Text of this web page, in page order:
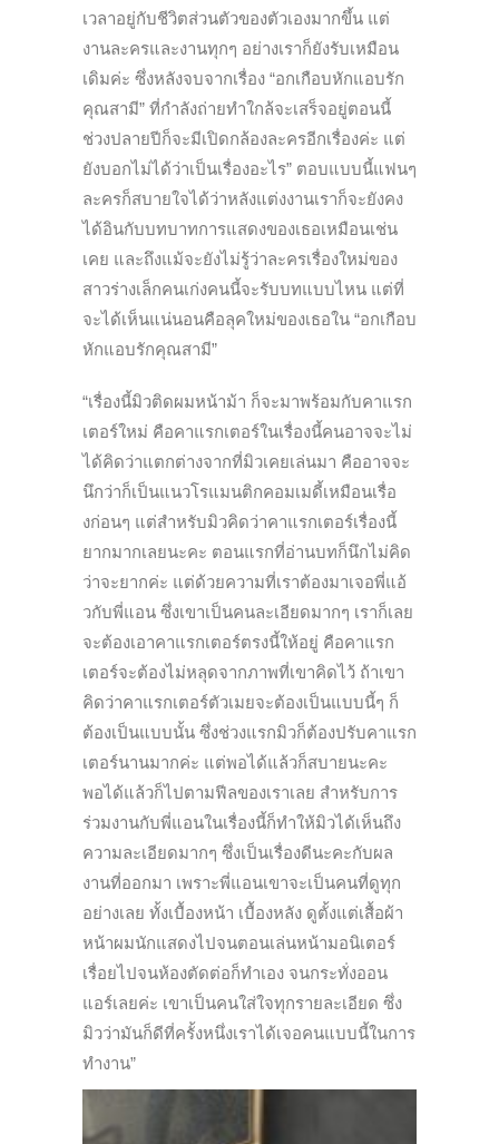
เวลาอยู่กับชีวิตส่วนตัวของตัวเองมากขึ้น แต่
งานละครและงานทุกๆ อย่างเราก็ยังรับเหมือน
เดิมค่ะ ซึ่งหลังจบจากเรื่อง “อกเกือบหักแอบรัก
คุณสามี” ที่กำลังถ่ายทำใกล้จะเสร็จอยู่ตอนนี้
ช่วงปลายปีก็จะมีเปิดกล้องละครอีกเรื่องค่ะ แต่
ยังบอกไม่ได้ว่าเป็นเรื่องอะไร” ตอบแบบนี้แฟนๆ
ละครก็สบายใจได้ว่าหลังแต่งงานเราก็จะยังคง
ได้อินกับบทบาทการแสดงของเธอเหมือนเช่น
เคย และถึงแม้จะยังไม่รู้ว่าละครเรื่องใหม่ของ
สาวร่างเล็กคนเก่งคนนี้จะรับบทแบบไหน แต่ที่
จะได้เห็นแน่นอนคือลุคใหม่ของเธอใน “อกเกือบ
หักแอบรักคุณสามี”
“เรื่องนี้มิวติดผมหน้าม้า ก็จะมาพร้อมกับคาแรก
เตอร์ใหม่ คือคาแรกเตอร์ในเรื่องนี้คนอาจจะไม่
ได้คิดว่าแตกต่างจากที่มิวเคยเล่นมา คืออาจจะ
นึกว่าก็เป็นแนวโรแมนติกคอมเมดี้เหมือนเรื่อ
งก่อนๆ แต่สำหรับมิวคิดว่าคาแรกเตอร์เรื่องนี้
ยากมากเลยนะคะ ตอนแรกที่อ่านบทก็นึกไม่คิด
ว่าจะยากค่ะ แต่ด้วยความที่เราต้องมาเจอพี่แอ้
วกับพี่แอน ซึ่งเขาเป็นคนละเอียดมากๆ เราก็เลย
จะต้องเอาคาแรกเตอร์ตรงนี้ให้อยู่ คือคาแรก
เตอร์จะต้องไม่หลุดจากภาพที่เขาคิดไว้ ถ้าเขา
คิดว่าคาแรกเตอร์ตัวเมยจะต้องเป็นแบบนี้ๆ ก็
ต้องเป็นแบบนั้น ซึ่งช่วงแรกมิวก็ต้องปรับคาแรก
เตอร์นานมากค่ะ แต่พอได้แล้วก็สบายนะคะ
พอได้แล้วก็ไปตามฟีลของเราเลย สำหรับการ
ร่วมงานกับพี่แอนในเรื่องนี้ก็ทำให้มิวได้เห็นถึง
ความละเอียดมากๆ ซึ่งเป็นเรื่องดีนะคะกับผล
งานที่ออกมา เพราะพี่แอนเขาจะเป็นคนที่ดูทุก
อย่างเลย ทั้งเบื้องหน้า เบื้องหลัง ดูตั้งแต่เสื้อผ้า
หน้าผมนักแสดงไปจนตอนเล่นหน้ามอนิเตอร์
เรื่อยไปจนห้องตัดต่อก็ทำเอง จนกระทั่งออน
แอร์เลยค่ะ เขาเป็นคนใส่ใจทุกรายละเอียด ซึ่ง
มิวว่ามันก็ดีที่ครั้งหนึ่งเราได้เจอคนแบบนี้ในการ
ทำงาน”